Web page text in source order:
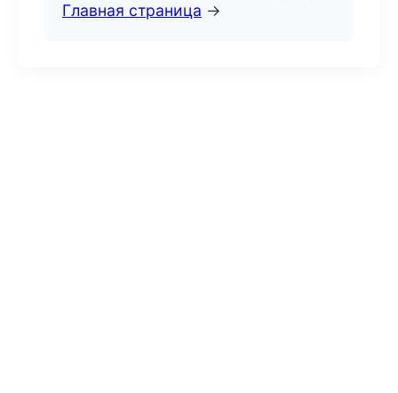
Главная страница →